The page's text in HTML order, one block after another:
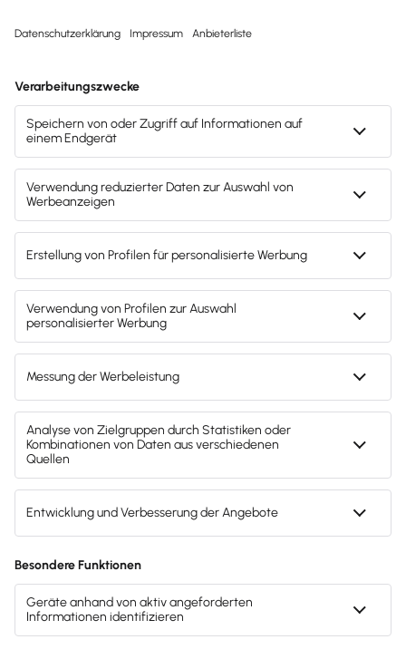
Svenja Bock
Deine Ansprechpartnerin für die
Lexware Akademie
Gendergerechte Sprache
Privatsphäre-Einstellungen
Compliance
Impressum